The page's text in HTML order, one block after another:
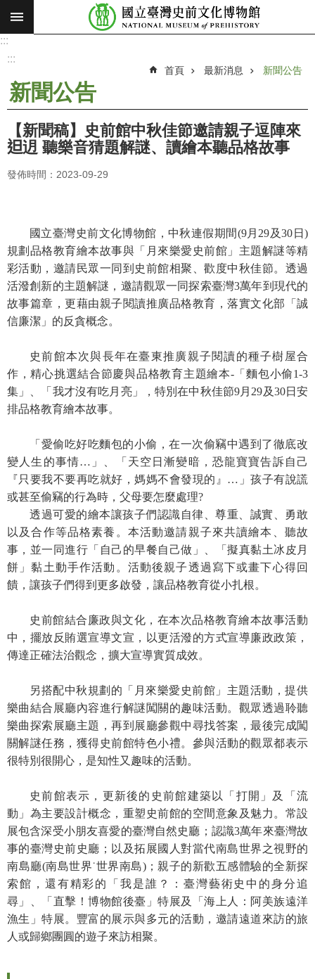
跳到主要內容區塊
搜
願
景
使
命
最
參
觀
展
覽
探
索
我
們
便
服
務
性
等
專
善
措
施
服
服
務
信
箱
網
站
導
覽
:::
:::
首頁 最新消息 新聞公告
新聞公告
【新聞稿】史前館中秋佳節邀請親子逗陣來
𨑨迌 聽樂音猜題解謎、讀繪本聽品格故事
發佈時間：2023-09-29
國立臺灣史前文化博物館，中秋連假期間(9月29及30日)
規劃品格教育繪本故事與「月來樂愛史前館」主題解謎等精
彩活動，邀請民眾一同到史前館相聚、歡度中秋佳節。透過
活潑創新的主題解謎，邀請觀眾一同探索臺灣3萬年到現代的
故事篇章，更藉由親子閱讀推廣品格教育，落實文化部「誠
信廉潔」的反貪概念。
史前館本次與長年在臺東推廣親子閱讀的種子樹屋合
作，精心挑選結合節慶與品格教育主題繪本-「麵包小偷1-3
集」、「我才沒有吃月亮」，特別在中秋佳節9月29及30日安
排品格教育繪本故事。
「愛偷吃好吃麵包的小偷，在一次偷竊中遇到了徹底改
變人生的事情…」、「天空日漸變暗，恐龍寶寶告訴自己
『只要我不要再吃就好，媽媽不會發現的』…」孩子有說謊
或甚至偷竊的行為時，父母要怎麼處理?
透過可愛的繪本讓孩子們認識自律、尊重、誠實、勇敢
以及合作等品格素養。本活動邀請親子來共讀繪本、聽故
事，並一同進行「自己的早餐自己做」、「擬真黏土冰皮月
餅」黏土動手作活動。活動後親子透過寫下或畫下心得回
饋，讓孩子們得到更多啟發，讓品格教育從小扎根。
史前館結合廉政與文化，在本次品格教育繪本故事活動
中，擺放反賄選宣導文宣，以更活潑的方式宣導廉政政策，
傳達正確法治觀念，擴大宣導實質成效。
另搭配中秋規劃的「月來樂愛史前館」主題活動，提供
樂曲結合展廳內容進行解謎闖關的趣味活動。觀眾透過聆聽
樂曲探索展廳主題，再到展廳參觀中尋找答案，最後完成闖
關解謎任務，獲得史前館特色小禮。參與活動的觀眾都表示
很特別很開心，是知性又趣味的活動。
史前館表示，更新後的史前館建築以「打開」及「流
動」為主要設計概念，重塑史前館的空間意象及魅力。常設
展包含深受小朋友喜愛的臺灣自然史廳；認識3萬年來臺灣故
事的臺灣史前史廳；以及拓展國人對當代南島世界之視野的
南島廳(南島世界˙世界南島)；親子的新歡五感體驗的全新探
索館，還有精彩的「我是誰？：臺灣藝術史中的身分追
尋」、「直擊！博物館後臺」特展及「海上人：阿美族遠洋
漁生」特展。豐富的展示與多元的活動，邀請遠道來訪的旅
人或歸鄉團圓的遊子來訪相聚。